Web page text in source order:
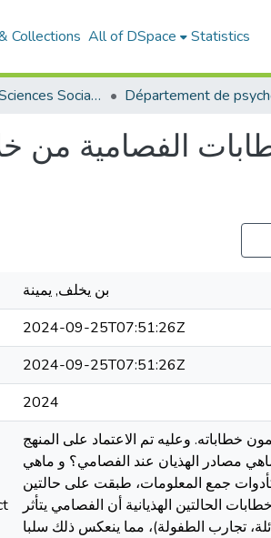
Collections All of DSpace Statistics
Faculté des Sciences Sociales
الفصامية من
بن يخلف, يمينة
2024-09-25T07:51:26Z
2024-09-25T07:51:26Z
2024
وعليه تم الاعتماد على المنهج
مصادر الهذيان عند الفصامي؟ و ماهي
جمع المعلومات، طبقت على حالتين
الحالتين الهذيانية أن الفصامي يتأثر
تجارب الطفولة)، مما ينعكس ذلك سلبا